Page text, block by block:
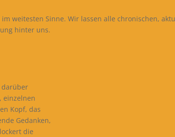
weitesten Sinne. Wir lassen alle chronischen,
hinter uns.
darüber
einzelnen
Kopf, das
Gedanken,
die